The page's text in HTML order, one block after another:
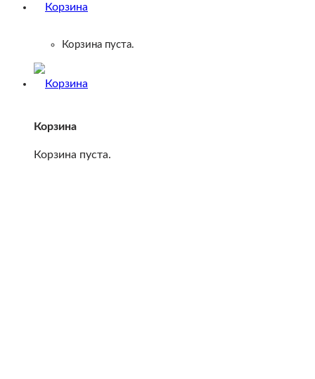
Корзина пуста.
Корзина
Корзина пуста.